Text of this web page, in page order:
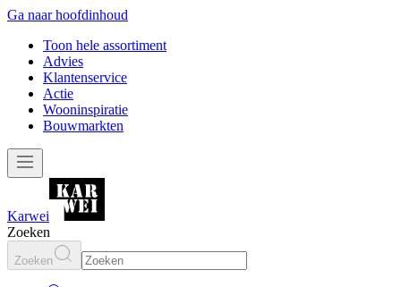
Ga naar hoofdinhoud
Toon hele assortiment
Advies
Klantenservice
Actie
Wooninspiratie
Bouwmarkten
Karwei
Zoeken
Zoeken